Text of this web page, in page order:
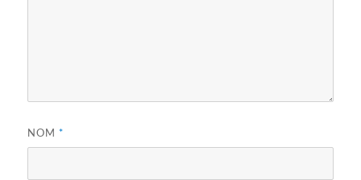
NOM*